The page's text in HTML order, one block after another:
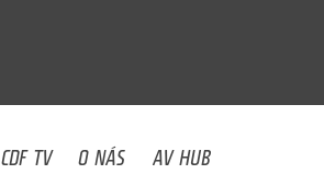
CDF TV O NÁS AV HUB